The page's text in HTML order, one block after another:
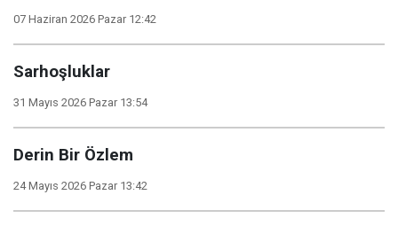
07 Haziran 2026 Pazar 12:42
Sarhoşluklar
31 Mayıs 2026 Pazar 13:54
Derin Bir Özlem
24 Mayıs 2026 Pazar 13:42